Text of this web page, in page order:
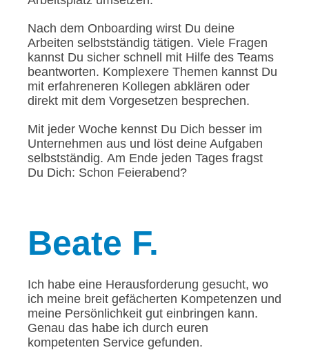
Nach dem Onboarding wirst Du deine
Arbeiten selbstständig tätigen. Viele Fragen
kannst Du sicher schnell mit Hilfe des Teams
beantworten. Komplexere Themen kannst Du
mit erfahreneren Kollegen abklären oder
direkt mit dem Vorgesetzen besprechen.
Mit jeder Woche kennst Du Dich besser im
Unternehmen aus und löst deine Aufgaben
selbstständig. Am Ende jeden Tages fragst
Du Dich: Schon Feierabend?
Beate F.
Ich habe eine Herausforderung gesucht, wo
ich meine breit gefächerten Kompetenzen und
meine Persönlichkeit gut einbringen kann.
Genau das habe ich durch euren
kompetenten Service gefunden.